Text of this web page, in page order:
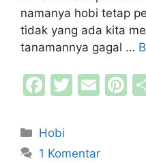
namanya hobi tetap
tidak yang ada kita
tanamannya gagal …
F
c
e
T
er
E
l
Pi
Kategori
Hobi
1 Komentar